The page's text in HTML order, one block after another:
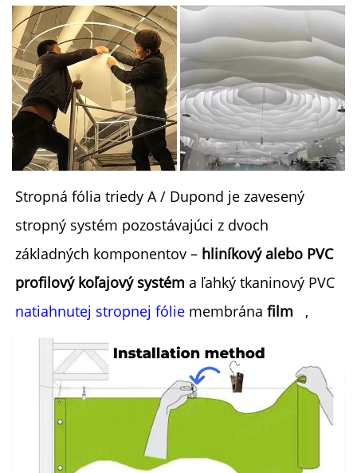
Stropná fólia triedy A / Dupond je zavesený
stropný systém pozostávajúci z dvoch
základných komponentov – hliníkový alebo PVC
profilový koľajový systém
natiahnutej stropnej fólie membrána film ,